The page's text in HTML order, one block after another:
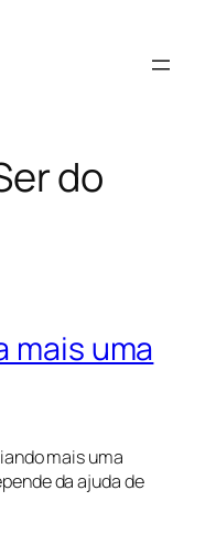
do
mais uma
mais uma
da ajuda de